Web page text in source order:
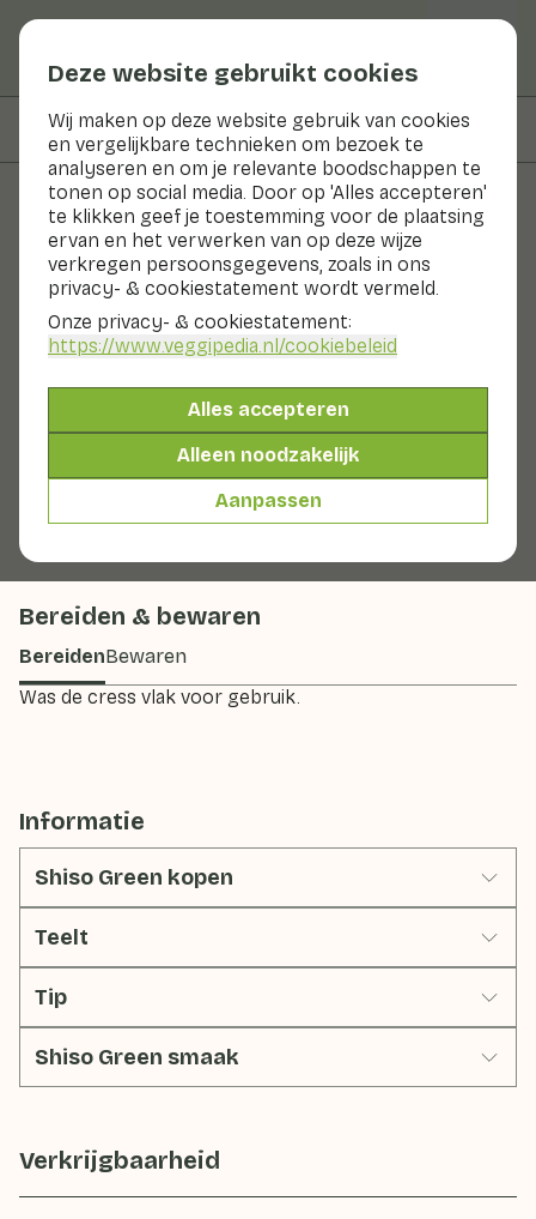
Deze website gebruikt cookies
Wij maken op deze website gebruik van cookies
en vergelijkbare technieken om bezoek te
analyseren en om je relevante boodschappen te
tonen op social media. Door op 'Alles accepteren'
te klikken geef je toestemming voor de plaatsing
ervan en het verwerken van op deze wijze
verkregen persoonsgegevens, zoals in ons
privacy- & cookiestatement wordt vermeld.
Onze privacy- & cookiestatement:
https://www.veggipedia.nl/cookiebeleid
Alles accepteren
Alleen noodzakelijk
Aanpassen
Op deze pagina Informatie
Groenten en fruit
Shiso Green
Nu in seizoen Groenten Koelkast
de Shiso Green cress. Het is een gouden combi met
rauwe vis. De smaak is anijsachtig. De groene variant is
iets milder van smaak dan Shiso Purple.
Ook wel genoemd:
Cress
Bereiden & bewaren
BereidenBewaren
Was de cress vlak voor gebruik.
Informatie
Shiso Green kopen
Teelt
Tip
Shiso Green smaak
Verkrijgbaarheid